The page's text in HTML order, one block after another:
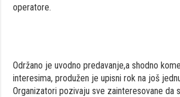
operatore.
Održano je uvodno predavanje,a shodno
interesima, produžen je upisni rok na još
Organizatori pozivaju sve zainteresovane da